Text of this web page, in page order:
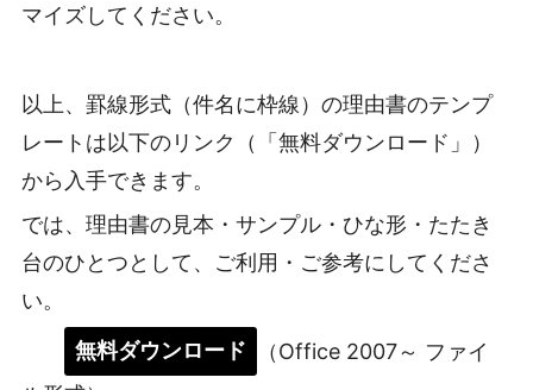
マイズしてください。
以上、罫線形式（件名に枠線）の理由書のテンプ
レートは以下のリンク（「無料ダウンロード」）
から入手できます。
では、理由書の見本・サンプル・ひな形・たたき
台のひとつとして、ご利用・ご参考にしてくださ
い。
無料ダウンロード
（Office 2007～ ファイ